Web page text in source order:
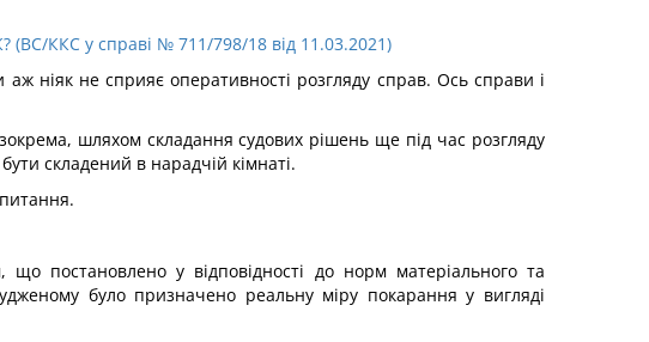
ККС у справі № 711/798/18 від 11.03.2021)
ніяк не сприяє оперативності розгляду справ. Ось справи і
шляхом складання судових рішень ще під час розгляду
складений в нарадчій кімнаті.
постановлено у відповідності до норм матеріального та
було призначено реальну міру покарання у вигляді